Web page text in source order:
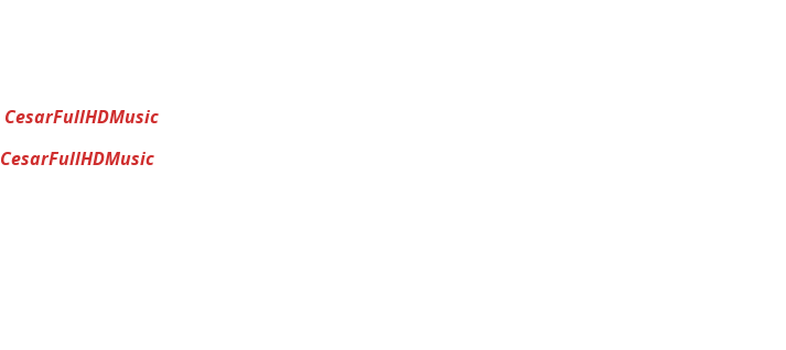
CesarFullHDMusic
CesarFullHDMusic